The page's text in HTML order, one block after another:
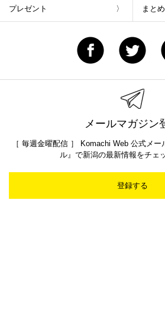
プレゼント まとめ
メールマガジン
［ 毎週金曜配信 ］ Komachi Web 公式メ
ル』で新潟の最新情報をチェ
登録する